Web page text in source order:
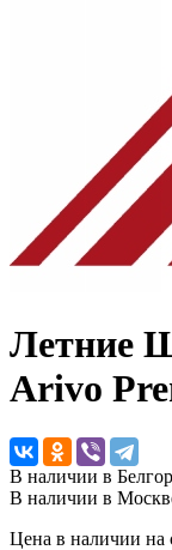
Летние
Arivo
В наличии в
В наличии в
Цена в наличии на